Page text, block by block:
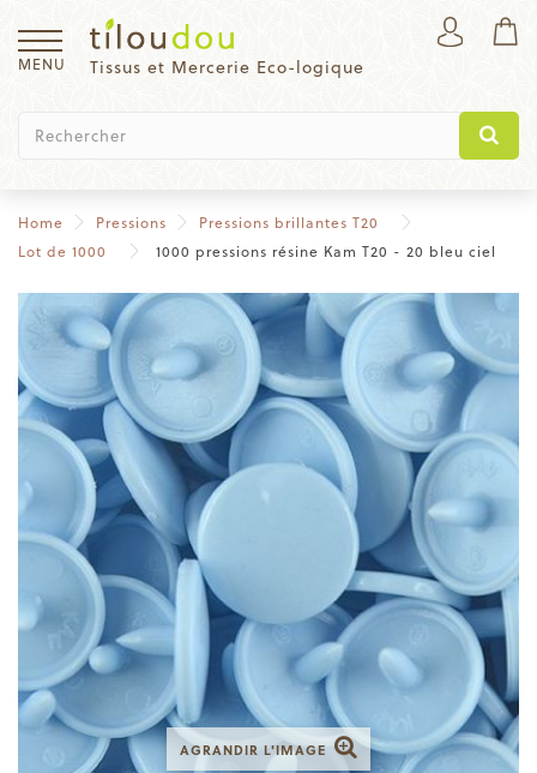
Tissus et Mercerie Eco-logique
MENU
Home Pressions
Pressions brillantes T20
Lot de 1000
1000 pressions résine Kam T20 - 20 bleu ciel
AGRANDIR L'IMAGE